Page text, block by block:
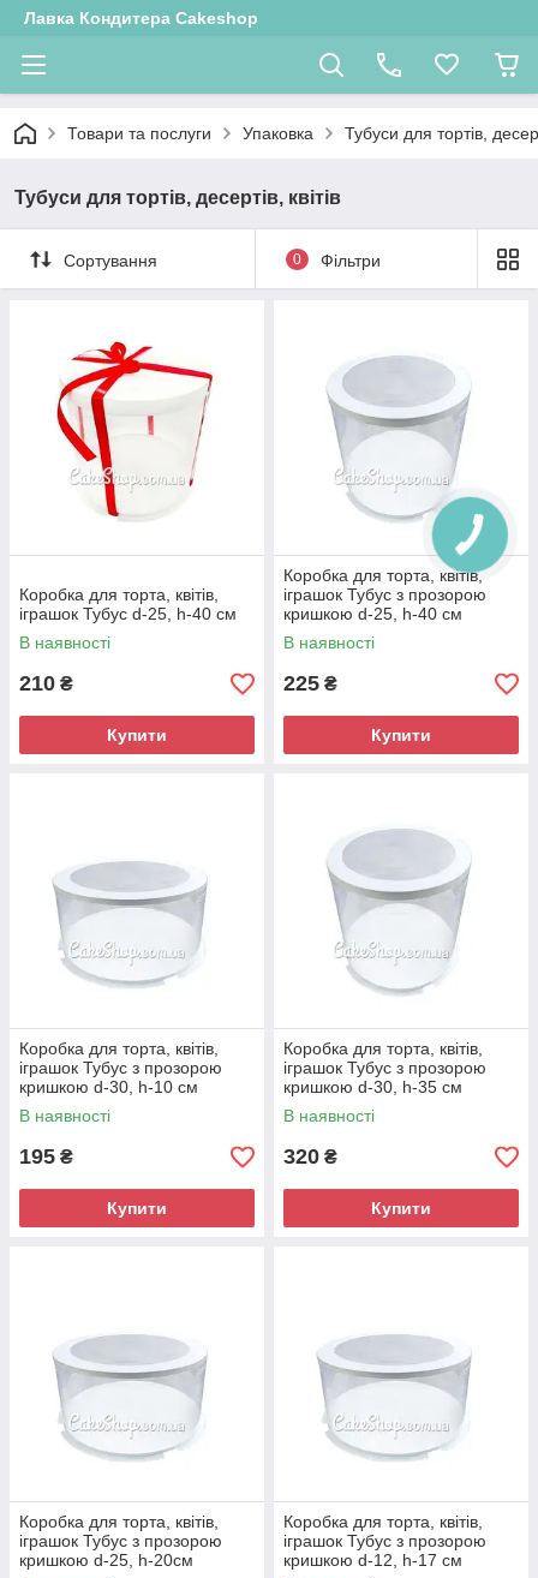
Лавка Кондитера Cakeshop
Товари та послуги Упаковка Тубуси для тортів,
Тубуси для тортів, десертів, квітів
Сортування 0 Фільтри
Коробка для торта, квітів,
іграшок Тубус d-25, h-40 см
В наявності
210 ₴
Купити
Коробка для торта, квітів,
іграшок Тубус з прозорою
кришкою d-25, h-40 см
В наявності
225 ₴
Купити
Коробка для торта, квітів,
іграшок Тубус з прозорою
кришкою d-30, h-10 см
В наявності
195 ₴
Купити
Коробка для торта, квітів,
іграшок Тубус з прозорою
кришкою d-30, h-35 см
В наявності
320 ₴
Купити
Коробка для торта, квітів,
іграшок Тубус з прозорою
кришкою d-25, h-20см
Коробка для торта, квітів,
іграшок Тубус з прозорою
кришкою d-12, h-17 см